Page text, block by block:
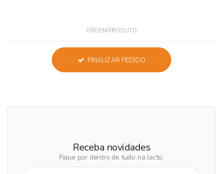
ORDEM/PRODUTO
FINALIZAR PEDIDO
Receba novidades
Fique por dentro de tudo na Jacto.